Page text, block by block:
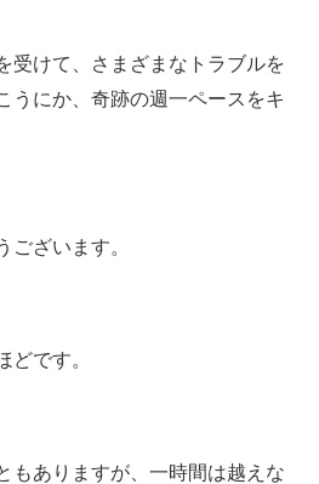
受けて、さまざまなトラブルを
うにか、奇跡の週一ペースをキ
ございます。
どです。
もありますが、一時間は越えな